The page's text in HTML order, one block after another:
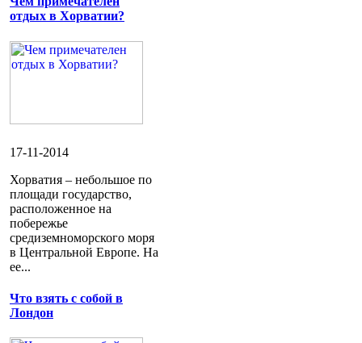
отдых в Хорватии?
17-11-2014
Хорватия – небольшое по
площади государство,
расположенное на
побережье
средиземноморского моря
в Центральной Европе. На
ее...
Что взять с собой в
Лондон